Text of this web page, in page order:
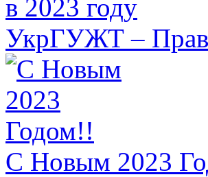
УкрГУЖТ –
С Новым 2023